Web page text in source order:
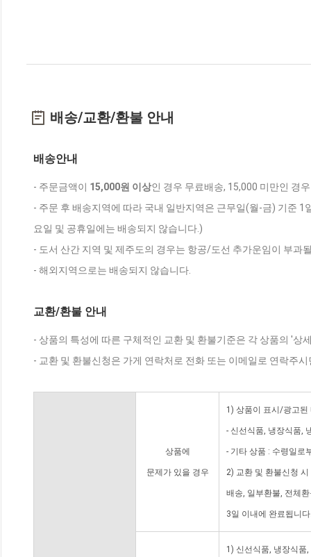
배송/교환/환불 안내
배송안내
- 주문금액이 15,000원 이상인 경우 무료배송, 15,000 미만인 경
- 주문 후 배송지역에 따라 국내 일반지역은 근무일(월-금) 기준
요일 및 공휴일에는 배송되지 않습니다.)
- 도서 산간 지역 및 제주도의 경우는 항공/도선 추가운임이 부과
- 해외지역으로는 배송되지 않습니다.
교환/환불 안내
- 상품의 특성에 따른 구체적인 교환 및 환불기준은 각 상품의 '상
- 교환 및 환불신청은 가게 연락처로 전화 또는 이메일로 연락주
상품에
문제가 있을 경우
1) 상품이 표시/광고된
- 신선식품, 냉장식품,
- 기타 상품 : 수령일로
2) 교환 및 환불신청
배송, 일부환불, 전체
3일 이내에 완료됩니
1) 신선식품, 냉장식품